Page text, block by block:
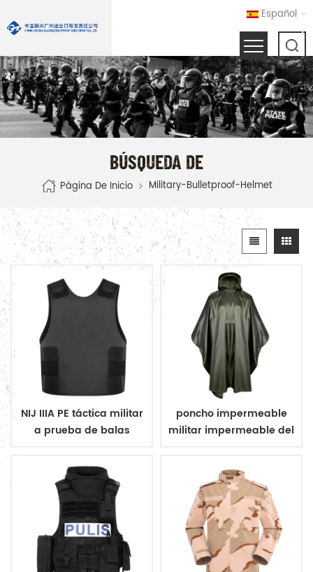
Español
BÚSQUEDA DE
Página De Inicio Military-Bulletproof-Helmet
NIJ IIIA PE táctica militar
a prueba de balas
poncho impermeable
militar impermeable del